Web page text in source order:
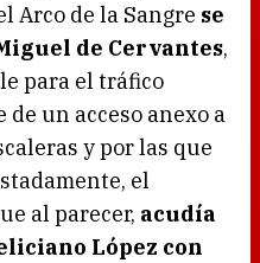
Arco de la Sangre se
de Cervantes,
para el tráfico
un acceso anexo a
y por las que
el
al parecer, acudía
López con